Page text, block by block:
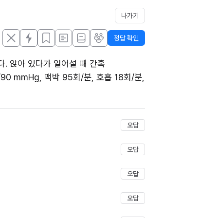
나가기
정답 확인
. 앉아 있다가 일어설 때 간혹
90 mmHg, 맥박 95회/분, 호흡 18회/분,
저장
오답
오답
오답
오답